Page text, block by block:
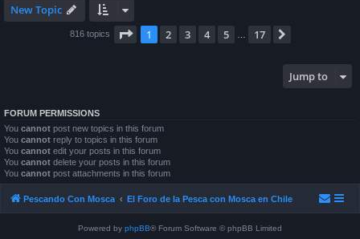
New Topic
816 topics Page 1of 17
1 2 3 4 5 17
Jump to
FORUM PERMISSIONS
You cannot post new topics in this forum
You cannot reply to topics in this forum
You cannot edit your posts in this forum
You cannot delete your posts in this forum
You cannot post attachments in this forum
Pescando Con Mosca El Foro de la Pesca con Mosca en Chile
Powered by phpBB® Forum Software © phpBB Limited